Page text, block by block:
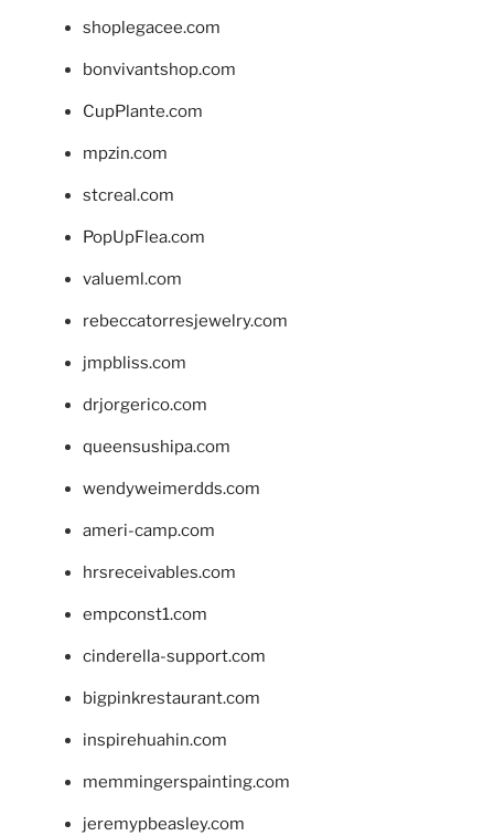
shoplegacee.com
bonvivantshop.com
CupPlante.com
mpzin.com
stcreal.com
PopUpFlea.com
valueml.com
rebeccatorresjewelry.com
jmpbliss.com
drjorgerico.com
queensushipa.com
wendyweimerdds.com
ameri-camp.com
hrsreceivables.com
empconst1.com
cinderella-support.com
bigpinkrestaurant.com
inspirehuahin.com
memmingerspainting.com
jeremypbeasley.com